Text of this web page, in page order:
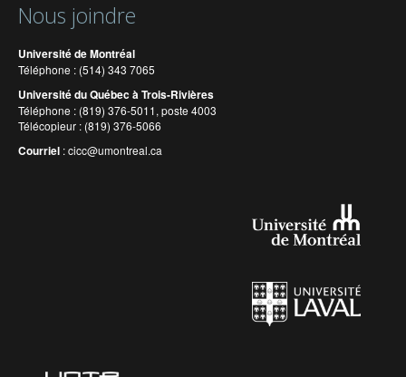
Nous joindre
Université de Montréal
Téléphone : (514) 343 7065
Université du Québec à Trois-Rivières
Téléphone : (819) 376-5011, poste 4003
Télécopieur : (819) 376-5066
Courriel :cicc@umontreal.ca